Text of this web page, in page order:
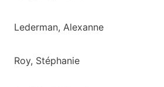
Lederman, Alexanne
Roy, Stéphanie